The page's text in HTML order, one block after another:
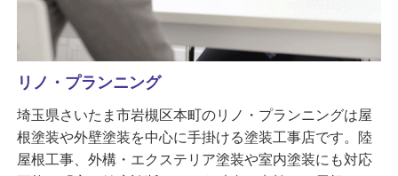
リノ・プランニング
埼玉県さいたま市岩槻区本町のリノ・プランニングは屋
根塗装や外壁塗装を中心に手掛ける塗装工事店です。陸
屋根工事、外構・エクステリア塗装や室内塗装にも対応